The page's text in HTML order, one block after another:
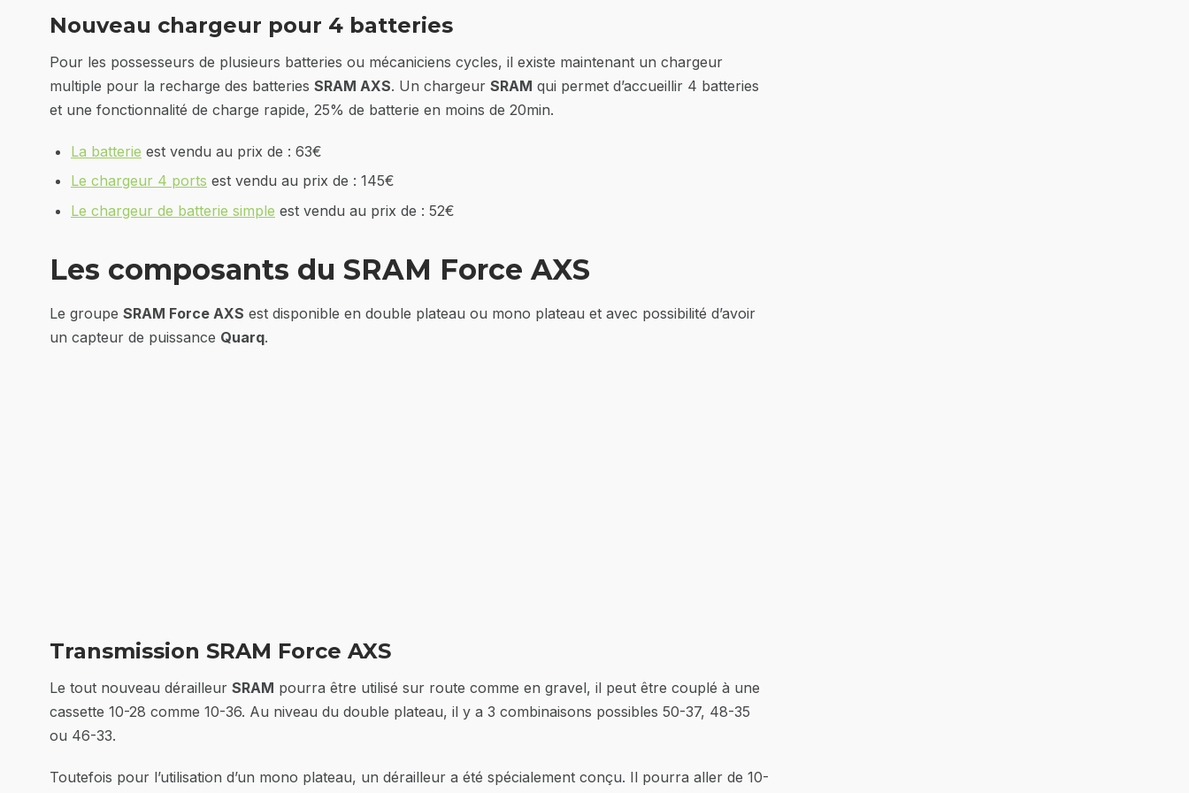
Nouveau chargeur pour 4 batteries
Pour les possesseurs de plusieurs batteries ou mécaniciens cycles, il existe maintenant un chargeur
multiple pour la recharge des batteries SRAM AXS. Un chargeur SRAM qui permet d’accueillir 4 batteries
et une fonctionnalité de charge rapide, 25% de batterie en moins de 20min.
La batterie est vendu au prix de : 63€
Le chargeur 4 ports est vendu au prix de : 145€
Le chargeur de batterie simple est vendu au prix de : 52€
Les composants du SRAM Force AXS
Le groupe SRAM Force AXS est disponible en double plateau ou mono plateau et avec possibilité d’avoir
un capteur de puissance Quarq.
Transmission SRAM Force AXS
Le tout nouveau dérailleur SRAM pourra être utilisé sur route comme en gravel, il peut être couplé à une
cassette 10-28 comme 10-36. Au niveau du double plateau, il y a 3 combinaisons possibles 50-37, 48-35
ou 46-33.
Toutefois pour l’utilisation d’un mono plateau, un dérailleur a été spécialement conçu. Il pourra aller de 10-